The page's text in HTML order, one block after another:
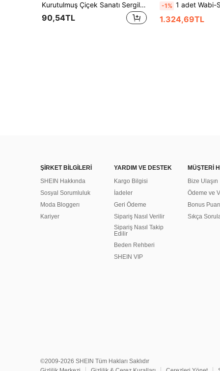
Kurutulmuş Çiçek Sanatı Sergileme İçin Uygun Nötr Reçine Vazo, İskandinav Tarzı Ev Dekoru, Yemek Masası, Şömine Rafı, Antre, Yatak Odası İçin Uygun, Bohem Çiftlik Evi Tarzı İç Mekan ve Düğün Masa Süslemesi İçin Uygun Vintage Tarz Vazo, Bahçe, Çim Alan, Saksı Bitkileri, Veranda, Giriş ve Mobilya Dekorasyonu İçin Uygun, İlginç Hippie Tarzı Dekor, Hediye Olarak Mükemmel (Vazo Boyutuna Dikkat Edin)
90,54TL
-1% 1 adet Wabi-Sabi tarzı seramik vazo, masa üstü dekoru olarak uygundur, oturma odası, yemek
1.324,69TL
ŞİRKET BİLGİLERİ
SHEIN Hakkında
Sosyal Sorumluluk
Moda Bloggerı
Kariyer
YARDIM VE DESTEK
Kargo Bilgisi
İadeler
Geri Ödeme
Sipariş Nasıl Verilir
Sipariş Nasıl Takip
Edilir
Beden Rehberi
SHEIN VIP
MÜŞTERİ
Bize Ulaşın
Ödeme ve
Bonus Puan
Sıkça
©2009-2026 SHEIN Tüm Hakları Saklıdır